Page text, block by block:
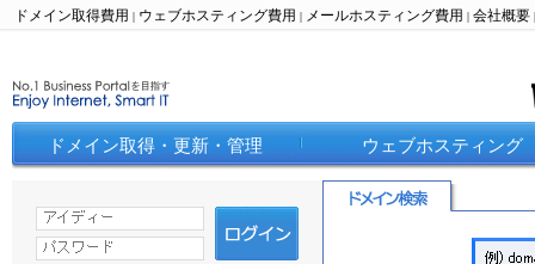
ドメイン取得費用 | ウェブホスティング費用 | メールホスティング費用 | 会社概要
ドメイン取得・更新・管理 ウェブホスティング